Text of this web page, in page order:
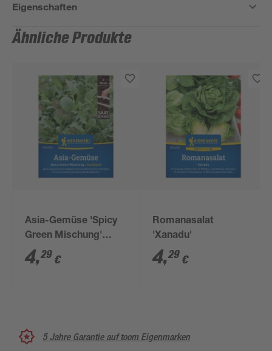
Eigenschaften
Ähnliche Produkte
Asia-Gemüse 'Spicy
Green Mischung'
Saatband 5 m
4,29 €
Romanasalat
'Xanadu'
4,29 €
5 Jahre Garantie auf toom Eigenmarken